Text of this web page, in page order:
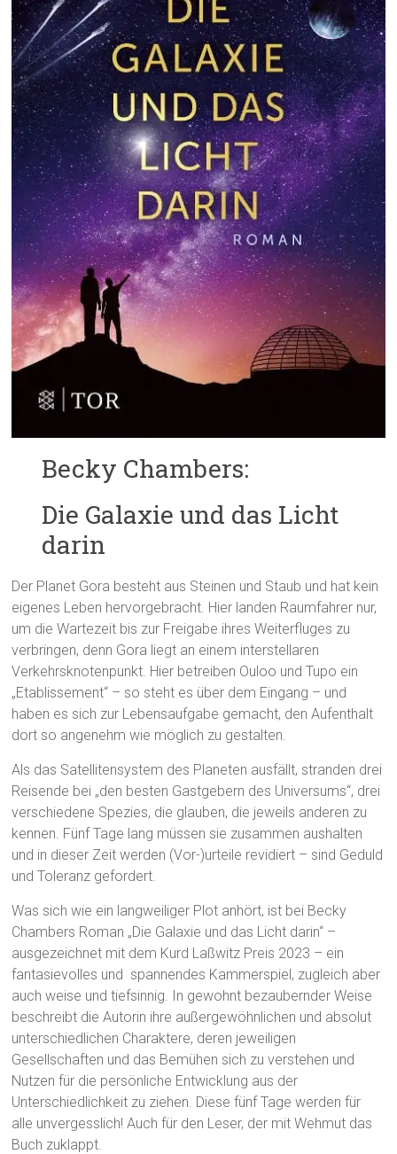
Becky Chambers:
Die Galaxie und das Licht
darin
Der Planet Gora besteht aus Steinen und Staub und hat kein
eigenes Leben hervorgebracht. Hier landen Raumfahrer nur,
um die Wartezeit bis zur Freigabe ihres Weiterfluges zu
verbringen, denn Gora liegt an einem interstellaren
Verkehrsknotenpunkt. Hier betreiben Ouloo und Tupo ein
„Etablissement“ – so steht es über dem Eingang – und
haben es sich zur Lebensaufgabe gemacht, den Aufenthalt
dort so angenehm wie möglich zu gestalten.
Als das Satellitensystem des Planeten ausfällt, stranden drei
Reisende bei „den besten Gastgebern des Universums“, drei
verschiedene Spezies, die glauben, die jeweils anderen zu
kennen. Fünf Tage lang müssen sie zusammen aushalten
und in dieser Zeit werden (Vor-)urteile revidiert – sind Geduld
und Toleranz gefordert.
Was sich wie ein langweiliger Plot anhört, ist bei Becky
Chambers Roman „Die Galaxie und das Licht darin“ –
ausgezeichnet mit dem Kurd Laßwitz Preis 2023 – ein
fantasievolles und spannendes Kammerspiel, zugleich aber
auch weise und tiefsinnig. In gewohnt bezaubernder Weise
beschreibt die Autorin ihre außergewöhnlichen und absolut
unterschiedlichen Charaktere, deren jeweiligen
Gesellschaften und das Bemühen sich zu verstehen und
Nutzen für die persönliche Entwicklung aus der
Unterschiedlichkeit zu ziehen. Diese fünf Tage werden für
alle unvergesslich! Auch für den Leser, der mit Wehmut das
Buch zuklappt.